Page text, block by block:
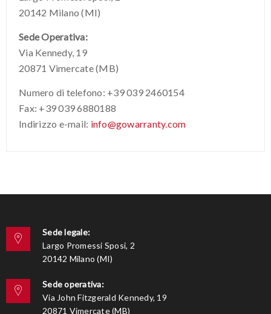
20142 Milano (MI)
Sede Operativa:
Via Kennedy, 19
20871 Vimercate (MB)
Numero di telefono: +39 039 2460154
Fax: +39 039 6880188
Indirizzo e-mail: info@gowarranty.com
Sede legale:
Largo Promessi Sposi, 2
20142 Milano (MI)
Sede operativa:
Via John Fitzgerald Kennedy, 19
20871 Vimercate (MB)